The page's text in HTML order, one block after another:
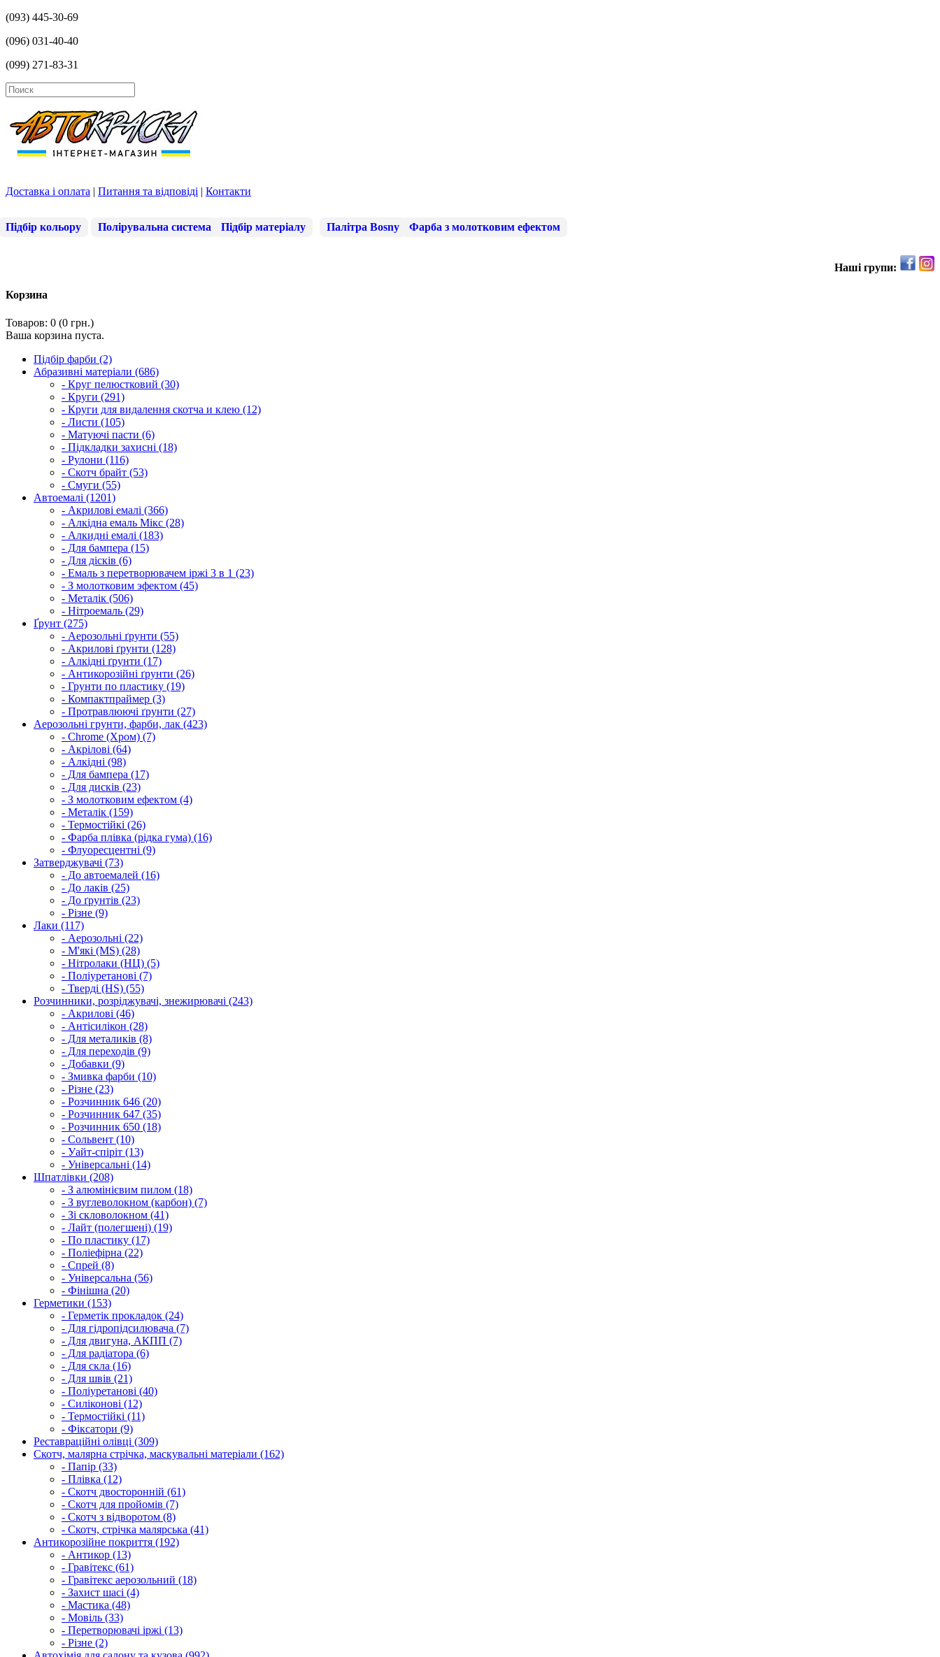
(093) 445-30-69
(096) 031-40-40
(099) 271-83-31
Доставка і оплата | Питання та відповіді | Контакти
Підбір кольору Полірувальна система Підбір матеріалу Палітра Bosny Фарба з молотковим ефектом
Наші групи:
Корзина
Товаров: 0 (0 грн.)
Ваша корзина пуста.
Підбір фарби (2)
Абразивні матеріали (686)
- Круг пелюстковий (30)
- Круги (291)
- Круги для видалення скотча и клею (12)
- Листи (105)
- Матуючі пасти (6)
- Підкладки захисні (18)
- Рулони (116)
- Скотч брайт (53)
- Смуги (55)
Автоемалі (1201)
- Акрилові емалі (366)
- Алкідна емаль Мікс (28)
- Алкидні емалі (183)
- Для бампера (15)
- Для дісків (6)
- Емаль з перетворювачем іржі 3 в 1 (23)
- З молотковим эфектом (45)
- Металік (506)
- Нітроемаль (29)
Ґрунт (275)
- Аерозольні ґрунти (55)
- Акрилові ґрунти (128)
- Алкідні ґрунти (17)
- Антикорозійні ґрунти (26)
- Грунти по пластику (19)
- Компактпраймер (3)
- Протравлюючі ґрунти (27)
Аерозольні грунти, фарби, лак (423)
- Chrome (Хром) (7)
- Акрілові (64)
- Алкідні (98)
- Для бампера (17)
- Для дисків (23)
- З молотковим ефектом (4)
- Металік (159)
- Термостійкі (26)
- Фарба плівка (рідка гума) (16)
- Флуоресцентні (9)
Затверджувачі (73)
- До автоемалей (16)
- До лаків (25)
- До ґрунтів (23)
- Різне (9)
Лаки (117)
- Аерозольні (22)
- М'які (MS) (28)
- Нітролаки (НЦ) (5)
- Поліуретанові (7)
- Тверді (HS) (55)
Розчинники, розріджувачі, знежирювачі (243)
- Акрилові (46)
- Антісилікон (28)
- Для металиків (8)
- Для переходів (9)
- Добавки (9)
- Змивка фарби (10)
- Різне (23)
- Розчинник 646 (20)
- Розчинник 647 (35)
- Розчинник 650 (18)
- Сольвент (10)
- Уайт-спіріт (13)
- Універсальні (14)
Шпатлівки (208)
- З алюмінієвим пилом (18)
- З вуглеволокном (карбон) (7)
- Зі скловолокном (41)
- Лайт (полегшені) (19)
- По пластику (17)
- Поліефірна (22)
- Спрей (8)
- Універсальна (56)
- Фінішна (20)
Герметики (153)
- Герметік прокладок (24)
- Для гідропідсилювача (7)
- Для двигуна, АКПП (7)
- Для радіатора (6)
- Для скла (16)
- Для швів (21)
- Поліуретанові (40)
- Силіконові (12)
- Термостійкі (11)
- Фіксатори (9)
Реставраційні олівці (309)
Скотч, малярна стрічка, маскувальні матеріали (162)
- Папір (33)
- Плівка (12)
- Скотч двосторонній (61)
- Скотч для пройомів (7)
- Скотч з відворотом (8)
- Скотч, стрічка малярська (41)
Антикорозійне покриття (192)
- Антикор (13)
- Гравітекс (61)
- Гравітекс аерозольний (18)
- Захист шасі (4)
- Мастика (48)
- Мовіль (33)
- Перетворювачі іржі (13)
- Різне (2)